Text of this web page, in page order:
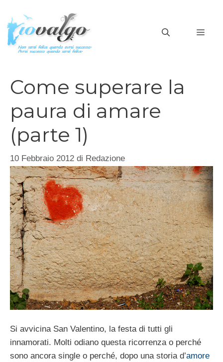
contenuto
Come superare la
paura di amare
(parte 1)
10 Febbraio 2012 di Redazione
Si avvicina San Valentino, la festa di tutti gli
innamorati. Molti odiano questa ricorrenza o perché
sono ancora single o perché, dopo una storia d’amore